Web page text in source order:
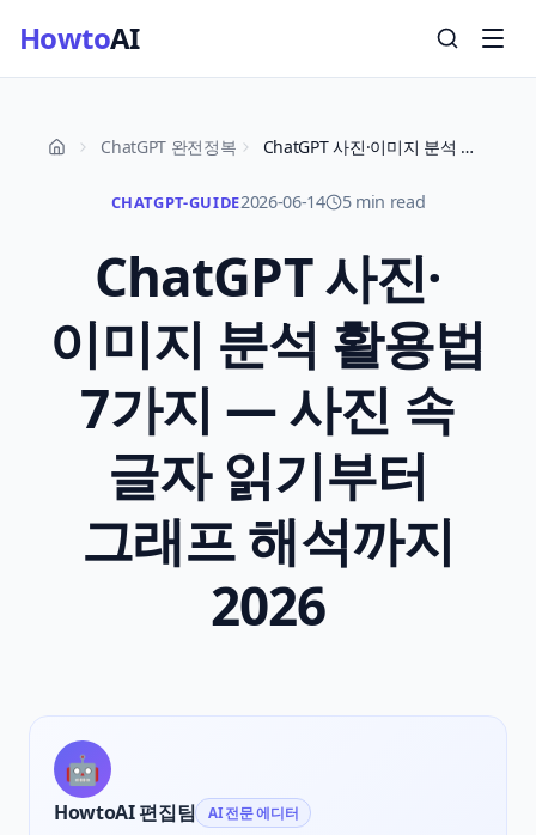
HowtoAI
ChatGPT 완전정복 ChatGPT 사진·이미지 분석 활용법 7가지 — 사진 속 글자 읽기부터 그래프 해석까지 2026
CHATGPT-GUIDE2026-06-14 5 min read
ChatGPT 사진·
이미지 분석 활용법
7가지 — 사진 속
글자 읽기부터
그래프 해석까지
2026
🤖
HowtoAI 편집팀 AI 전문 에디터